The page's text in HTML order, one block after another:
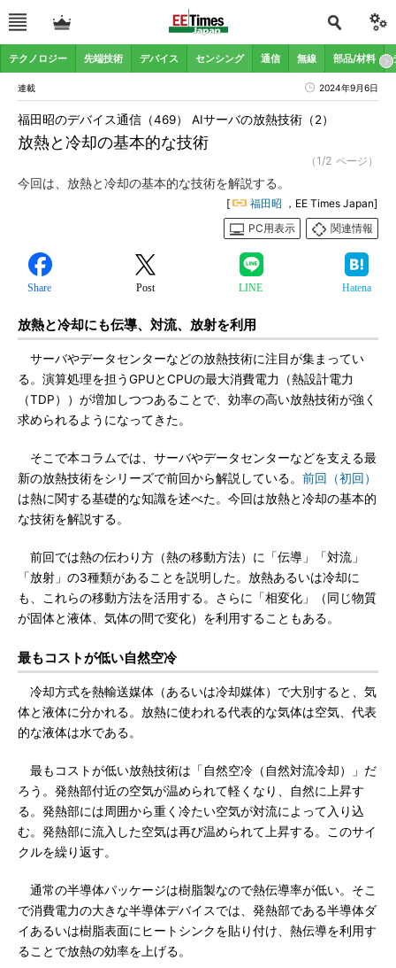
テクノロジー 先端技術 デバイス センシング 通信 無線 部品/材料
連載 2024年9月6日
放熱と冷却の基本的な技術
福田昭のデバイス通信（469） AIサーバの放熱技術（2）
（1/2 ページ）
今回は、放熱と冷却の基本的な技術を解説する。
[ 福田昭 ，EE Times Japan]
PC用表示
関連情報
Share Post LINE Hatena
放熱と冷却にも伝導、対流、放射を利用
サーバやデータセンターなどの放熱技術に注目が集まってい
る。演算処理を担うGPUとCPUの最大消費電力（熱設計電力
（TDP））が増加しつつあることで、効率の高い放熱技術が強く
求められるようになってきた。
そこで本コラムでは、サーバやデータセンターなどを支える最
新の放熱技術をシリーズで前回から解説している。 前回（初回）
は熱に関する基礎的な知識を述べた。今回は放熱と冷却の基本的
な技術を解説する。
前回では熱の伝わり方（熱の移動方法）に「伝導」「対流」
「放射」の3種類があることを説明した。放熱あるいは冷却に
も、これらの移動方法を活用する。さらに「相変化」（同じ物質
が固体と液体、気体の間で変化）を利用することもある。
最もコストが低い自然空冷
冷却方式を熱輸送媒体（あるいは冷却媒体）で大別すると、気
体と液体に分かれる。放熱に使われる代表的な気体は空気、代表
的な液体は水である。
最もコストが低い放熱技術は「自然空冷（自然対流冷却）」だ
ろう。発熱部付近の空気が温められて軽くなり、自然に上昇す
る。発熱部には周囲から重く冷たい空気が対流によって入り込
む。発熱部に流入した空気は再び温められて上昇する。このサイ
クルを繰り返す。
通常の半導体パッケージは樹脂製なので熱伝導率が低い。そこ
で消費電力の大きな半導体デバイスでは、発熱部である半導体ダ
イあるいは樹脂表面にヒートシンクを貼り付け、熱伝導を利用す
ることで放熱の効率を上げる。